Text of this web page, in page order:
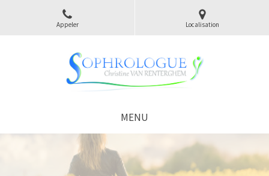
Appeler Localisation
MENU